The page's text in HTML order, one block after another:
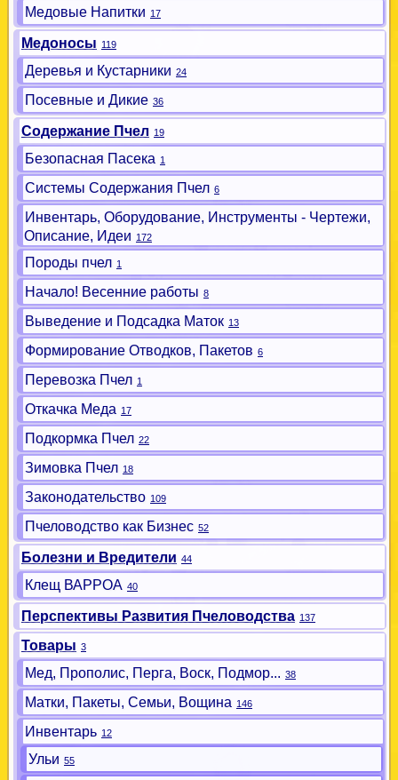
Медовые Напитки 17
Медоносы 119
Деревья и Кустарники 24
Посевные и Дикие 36
Содержание Пчел 19
Безопасная Пасека 1
Системы Содержания Пчел 6
Инвентарь, Оборудование, Инструменты - Чертежи,
Описание, Идеи 172
Породы пчел 1
Начало! Весенние работы 8
Выведение и Подсадка Маток 13
Формирование Отводков, Пакетов 6
Перевозка Пчел 1
Откачка Меда 17
Подкормка Пчел 22
Зимовка Пчел 18
Законодательство 109
Пчеловодство как Бизнес 52
Болезни и Вредители 44
Клещ ВАРРОА 40
Перспективы Развития Пчеловодства 137
Товары 3
Мед, Прополис, Перга, Воск, Подмор... 38
Матки, Пакеты, Семьи, Вощина 146
Инвентарь 12
Ульи 55